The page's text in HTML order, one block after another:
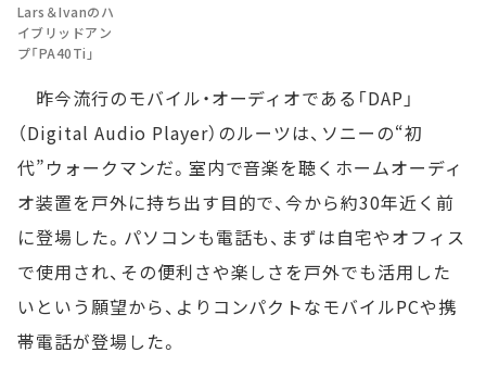
Lars＆Ivanのハ
イブリッドアン
プ「PA40Ti」
昨今流行のモバイル・オーディオである「DAP」
（Digital Audio Player）のルーツは、ソニーの“初
代”ウォークマンだ。室内で音楽を聴くホームオーディ
オ装置を戸外に持ち出す目的で、今から約30年近く前
に登場した。パソコンも電話も、まずは自宅やオフィス
で使用され、その便利さや楽しさを戸外でも活用した
いという願望から、よりコンパクトなモバイルPCや携
帯電話が登場した。